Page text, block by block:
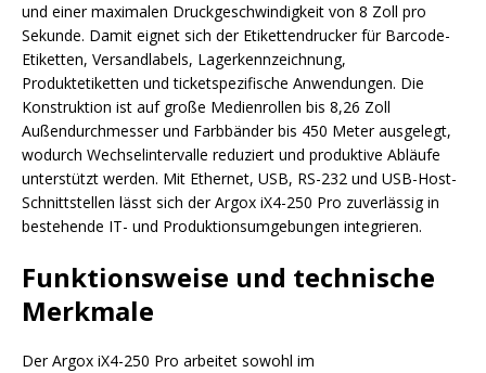
und einer maximalen Druckgeschwindigkeit von 8 Zoll pro
Sekunde. Damit eignet sich der Etikettendrucker für Barcode-
Etiketten, Versandlabels, Lagerkennzeichnung,
Produktetiketten und ticketspezifische Anwendungen. Die
Konstruktion ist auf große Medienrollen bis 8,26 Zoll
Außendurchmesser und Farbbänder bis 450 Meter ausgelegt,
wodurch Wechselintervalle reduziert und produktive Abläufe
unterstützt werden. Mit Ethernet, USB, RS-232 und USB-Host-
Schnittstellen lässt sich der Argox iX4-250 Pro zuverlässig in
bestehende IT- und Produktionsumgebungen integrieren.
Funktionsweise und technische
Merkmale
Der Argox iX4-250 Pro arbeitet sowohl im